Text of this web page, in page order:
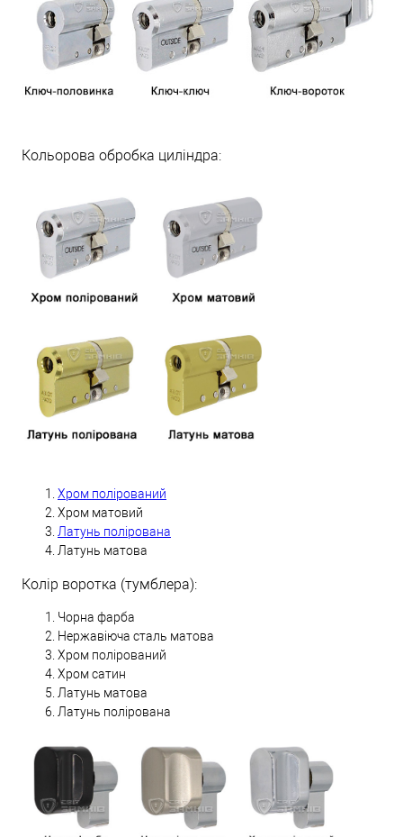
Кольорова обробка циліндра:
Хром полірований
Хром матовий
Латунь полірована
Латунь матова
Колір воротка (тумблера):
Чорна фарба
Нержавіюча сталь матова
Хром полірований
Хром сатин
Латунь матова
Латунь полірована